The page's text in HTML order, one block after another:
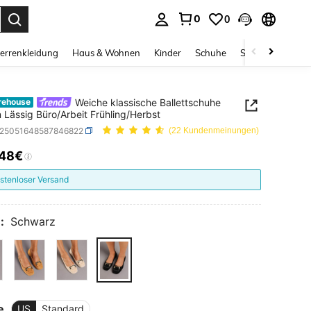
0 0
Haus & Wohnen Kinder Schuhe Schmuck &
Weiche klassische Ballettschuhe
Lässig Büro/Arbeit Frühling/Herbst
(22 Kundenmeinungen)
AND AVAILABILITY
Versand
Schwarz